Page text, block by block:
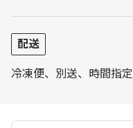
配送
冷凍便、別送、時間指定